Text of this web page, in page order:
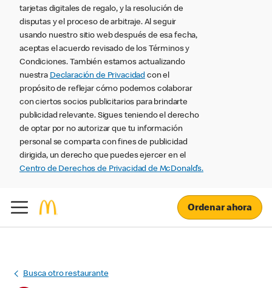
tarjetas digitales de regalo, y la resolución de
disputas y el proceso de arbitraje. Al seguir
usando nuestro sitio web después de esa fecha,
aceptas el acuerdo revisado de los Términos y
Condiciones. También estamos actualizando
nuestra Declaración de Privacidad con el
propósito de reflejar cómo podemos colaborar
con ciertos socios publicitarios para brindarte
publicidad relevante. Sigues teniendo el derecho
de optar por no autorizar que tu información
personal se comparta con fines de publicidad
dirigida, un derecho que puedes ejercer en el
Centro de Derechos de Privacidad de McDonald’s.
Ordenar ahora
Busca otro restaurante